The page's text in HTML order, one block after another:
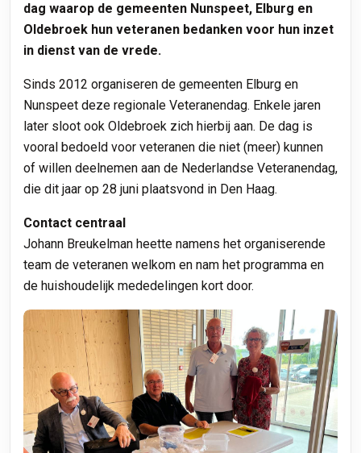
dag waarop de gemeenten Nunspeet, Elburg en
Oldebroek hun veteranen bedanken voor hun inzet
in dienst van de vrede.
Sinds 2012 organiseren de gemeenten Elburg en
Nunspeet deze regionale Veteranendag. Enkele jaren
later sloot ook Oldebroek zich hierbij aan. De dag is
vooral bedoeld voor veteranen die niet (meer) kunnen
of willen deelnemen aan de Nederlandse Veteranendag,
die dit jaar op 28 juni plaatsvond in Den Haag.
Contact centraal
Johann Breukelman heette namens het organiserende
team de veteranen welkom en nam het programma en
de huishoudelijk mededelingen kort door.